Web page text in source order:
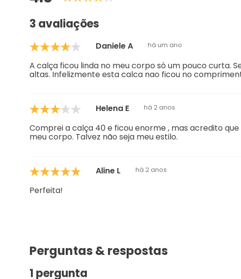
3 avaliações
Daniele A há um ano
A calça ficou linda no meu corpo só um pouco curta.
altas. Infelizmente esta calca nao ficou no
Helena E há 2 anos
Comprei a calça 40 e ficou enorme , mas acredito
meu corpo. Talvez não seja meu estilo.
Aline L há 2 anos
Perfeita!
Perguntas & respostas
1 pergunta